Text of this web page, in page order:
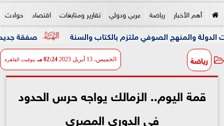
أهم الأخبار رياضة عربي ودولي تقارير ومتابعات اقتصاد حوادث
صفقة جديدة تدعم الصوفي ملتزم بالكتاب والسنة
رياضة الخميس، 13 أبريل 2023 02:24 مـ بتوقيت القاهرة
قمة اليوم.. الزمالك يواجه حرس الحدود
في الدوري المصري